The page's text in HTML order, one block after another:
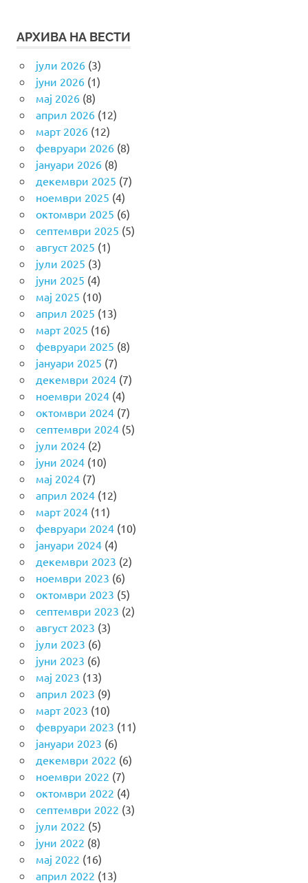
АРХИВА НА ВЕСТИ
јули 2026(3)
јуни 2026(1)
мај 2026(8)
април 2026(12)
март 2026(12)
февруари 2026(8)
јануари 2026(8)
декември 2025 (7)
ноември 2025 (4)
октомври 2025 (6)
септември 2025 (5)
август 2025 (1)
јули 2025 (3)
јуни 2025 (4)
мај 2025 (10)
април 2025 (13)
март 2025 (16)
февруари 2025 (8)
јануари 2025 (7)
декември 2024(7)
ноември 2024(4)
октомври 2024(7)
септември 2024(5)
јули 2024(2)
јуни 2024(10)
мај 2024(7)
април 2024(12)
март 2024(11)
февруари 2024(10)
јануари 2024(4)
декември 2023 (2)
ноември 2023 (6)
октомври 2023 (5)
септември 2023 (2)
август 2023 (3)
јули 2023 (6)
јуни 2023 (6)
мај 2023 (13)
април 2023 (9)
март 2023 (10)
февруари 2023 (11)
јануари 2023 (6)
декември 2022 (6)
ноември 2022 (7)
октомври 2022 (4)
септември 2022 (3)
јули 2022 (5)
јуни 2022 (8)
мај 2022 (16)
април 2022 (13)